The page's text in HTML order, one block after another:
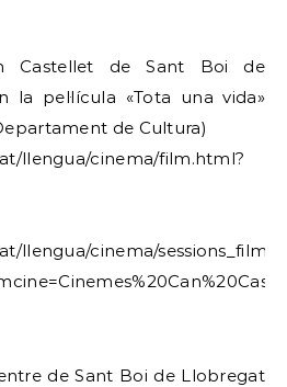
Castellet de Sant Boi de
la pel·lícula «Tota una vida»
de Cultura)
llengua/cinema/film.html?
llengua/cinema/
de Sant Boi de Llobregat